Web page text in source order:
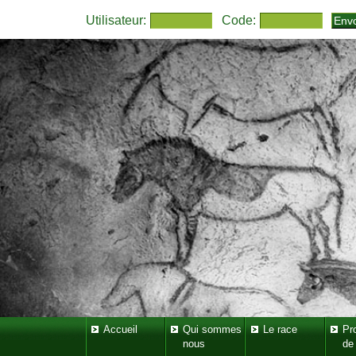
Utilisateur: Code:
Accueil
Qui sommes
nous
Le race